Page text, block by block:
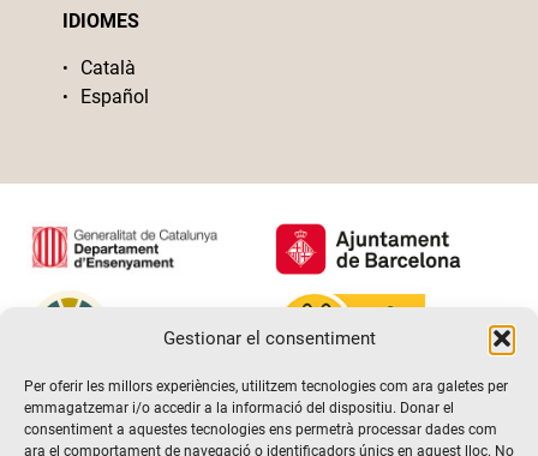
Gestionar el consentiment
Per oferir les millors experiències, utilitzem tecnologies com ara galetes per
emmagatzemar i/o accedir a la informació del dispositiu. Donar el
consentiment a aquestes tecnologies ens permetrà processar dades com
ara el comportament de navegació o identificadors únics en aquest lloc. No
IDIOMES
Català
Español